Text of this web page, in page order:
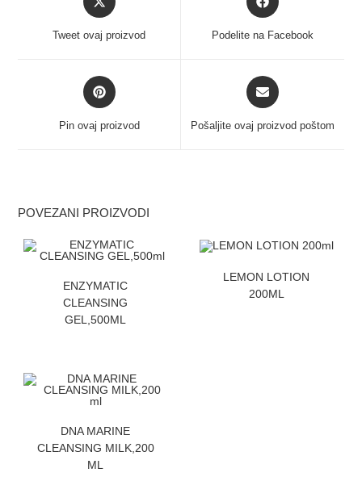
Tweet ovaj proizvod Podelite na Facebook
Pin ovaj proizvod Pošaljite ovaj proizvod poštom
POVEZANI PROIZVODI
ENZYMATIC
CLEANSING
GEL,500ML
LEMON LOTION
200ML
DNA MARINE
CLEANSING MILK,200
ML